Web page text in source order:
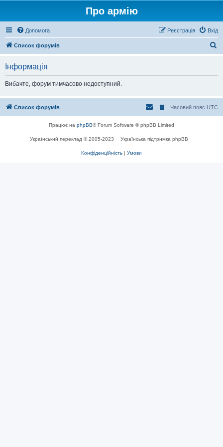
Про армію
Допомога Вхід
Реєстрація
Список форумів
Інформація
Вибачте, форум тимчасово недоступний.
Список форумів Часовий пояс UTC
Працює на phpBB® Forum Software © phpBB Limited
Український переклад © 2005-2023 Українська підтримка phpBB
Конфіденційність | Умови